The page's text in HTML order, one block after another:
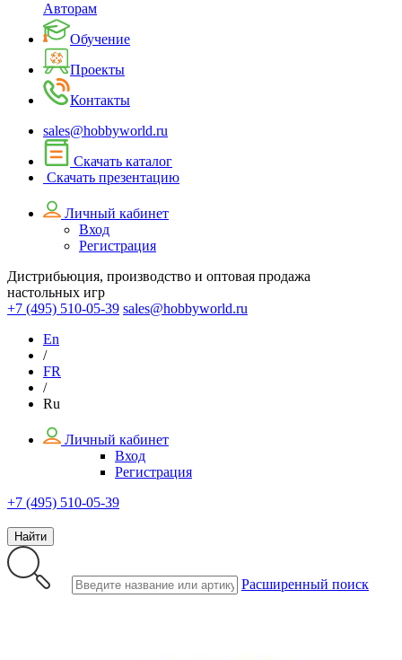
Авторам
Обучение
Проекты
Контакты
sales@hobbyworld.ru
Скачать каталог
Скачать презентацию
Личный кабинет
Вход
Регистрация
Дистрибьюция, производство и оптовая продажа
настольных игр
+7 (495) 510-05-39 sales@hobbyworld.ru
En
/
FR
/
Ru
Личный кабинет
Вход
Регистрация
+7 (495) 510-05-39
Найти
Расширенный поиск